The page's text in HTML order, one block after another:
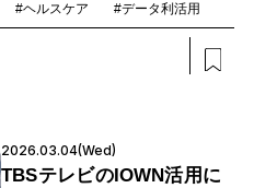
#ヘルスケア #データ利活用
2026.03.04(Wed)
TBSテレビのIOWN活用に